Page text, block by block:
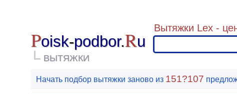
Poisk-podbor.Ru
ВЫТЯЖКИ
Вытяжки Lex -
Начать подбор вытяжки заново из 151?107